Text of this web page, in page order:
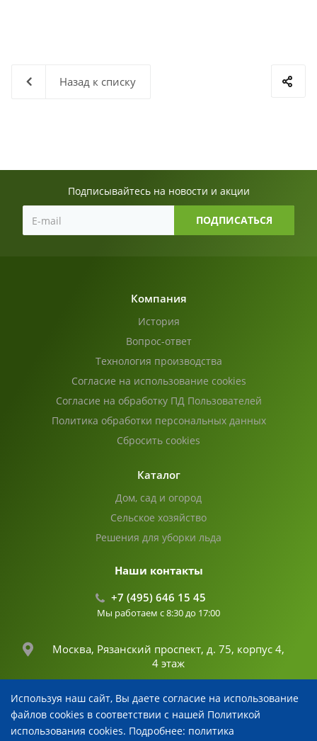
Назад к списку
Подписывайтесь на новости и акции
Компания
История
Вопрос-ответ
Технология производства
Согласие на использование cookies
Согласие на обработку ПД Пользователей
Политика обработки персональных данных
Сбросить cookies
Каталог
Дом, сад и огород
Сельское хозяйство
Решения для уборки льда
Наши контакты
+7 (495) 646 15 45
Мы работаем с 8:30 до 17:00
Москва, Рязанский проспект, д. 75, корпус 4,
4 этаж
info@fertika.com
Используя наш сайт, Вы даете согласие на использование
файлов cookies в соответствии с нашей Политикой
использования cookies. Подробнее: политика